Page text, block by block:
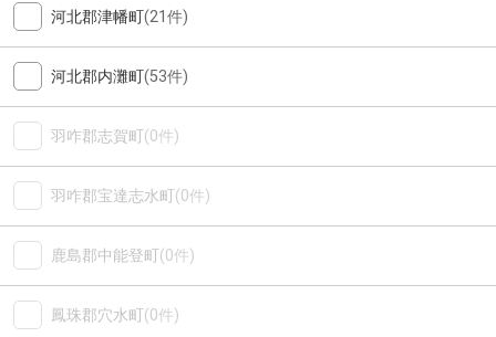
河北郡津幡町(21件)
河北郡内灘町(53件)
羽咋郡志賀町(0件)
羽咋郡宝達志水町(0件)
鹿島郡中能登町(0件)
鳳珠郡穴水町(0件)